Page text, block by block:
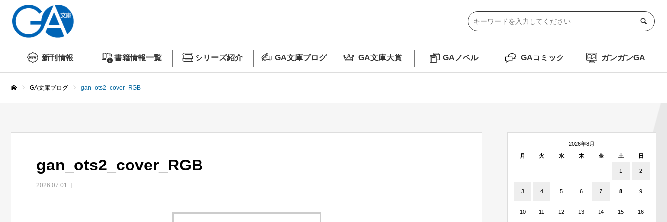
新刊情報 書籍情報一覧 シリーズ紹介 GA文庫ブログ GA文庫大賞 GAノベル GAコミック ガンガンGA
GA文庫ブログ gan_ots2_cover_RGB
gan_ots2_cover_RGB
2026.07.01
2026年8月
月
火 水 木 金 土 日
1 2
3 4 5 6 7 8 9
10 11 12 13 14 15 16